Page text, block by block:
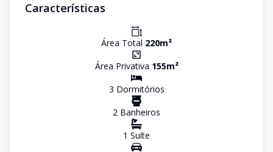
Características
Área Total 220m²
Área Privativa 155m²
3 Dormitórios
2 Banheiros
1 Suíte